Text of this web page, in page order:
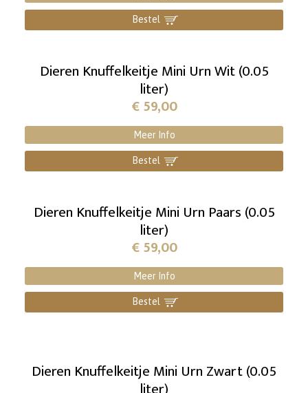
Bestel ]
Dieren Knuffelkeitje Mini Urn Wit (0.05
liter)
€59,00
Meer Info
Bestel ]
Dieren Knuffelkeitje Mini Urn Paars (0.05
liter)
€59,00
Meer Info
Bestel ]
Dieren Knuffelkeitje Mini Urn Zwart (0.05